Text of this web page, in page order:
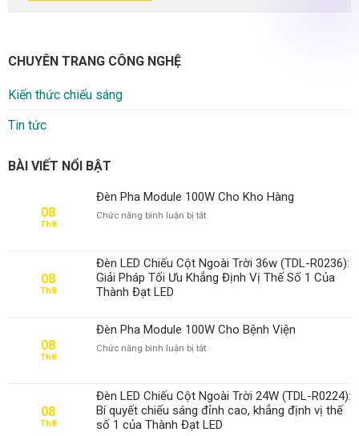
CHUYÊN TRANG CÔNG NGHỆ
Kiến thức chiếu sáng
Tin tức
BÀI VIẾT NỔI BẬT
08
Th8
Đèn Pha Module 100W Cho Kho Hàng
Chức năng bình luận bị tắtở
100W
Cho
08
Th8
Đèn LED Chiếu Cột Ngoài Trời 36w (TDL-R0236):
Giải Pháp Tối Ưu Khẳng Định Vị Thế Số 1 Của
Thành Đạt LED
08
Th8
Đèn Pha Module 100W Cho Bệnh Viện
Chức năng bình luận bị tắtở
100W
Cho
Bệnh
08
Th8
Đèn LED Chiếu Cột Ngoài Trời 24W (TDL-R0224):
Bí quyết chiếu sáng đỉnh cao, khẳng định vị thế
số 1 của Thành Đạt LED